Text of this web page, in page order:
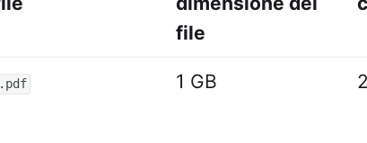
file
.pdf 1 GB